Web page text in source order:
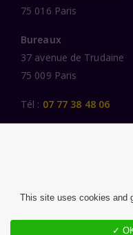
75 016 Paris
Bureaux
37 avenue de Trudaine
75 009 Paris
Tél : 07 77 38 48 06
DES FEMMES ET DES
This site uses cookies and
✓